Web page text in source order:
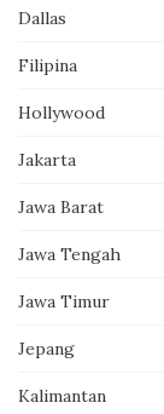
Dallas
Filipina
Hollywood
Jakarta
Jawa Barat
Jawa Tengah
Jawa Timur
Jepang
Kalimantan